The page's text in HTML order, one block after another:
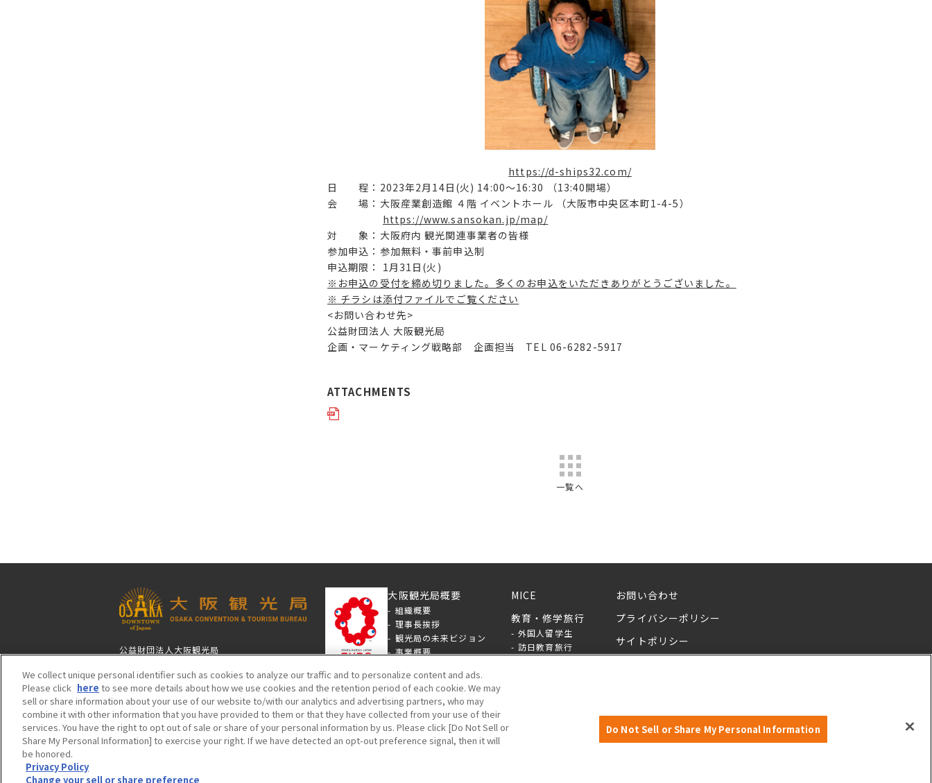
https://d-ships32.com/
日 程：2023年2月14日(火) 14:00～16:30 （13:40開場）
会 場：大阪産業創造館 ４階 イベントホール （大阪市中央区本町1-4-5）
https://www.sansokan.jp/map/
対 象：大阪府内 観光関連事業者の皆様
参加申込： 参加無料・事前申込制
申込期限： 1月31日(火)
※お申込の受付を締め切りました。多くのお申込をいただきありがとうございました。
※ チラシは添付ファイルでご覧ください
<お問い合わせ先>
公益財団法人 大阪観光局
企画・マーケティング戦略部 企画担当 TEL 06-6282-5917
ATTACHMENTS
一覧へ
公益財団法人大阪観光局
TODA BUILDING 心斎橋（旧りそな船場ビル）5階
06-6282-5900（代表）
大阪観光局概要
組織概要
理事長挨拶
観光局の未来ビジョン
事業概要
大阪×スタートアップ
ディスクロージャー
提供資料
ロゴマーク
採用情報
MICE
教育・修学旅行
外国人留学生
訪日教育旅行
お問い合わせ
プライバシーポリシー
サイトポリシー
We collect unique personal identifier such as cookies to analyze our traffic and to personalize content and ads.
Please click here to see more details about how we use cookies and the retention period of each cookie. We may
sell or share information about your use of our website to/with our analytics and advertising partners, who may
combine it with other information that you have provided to them or that they have collected from your use of their
services. You have the right to opt out of sale or share of your personal information by us. Please click [Do Not Sell or
Share My Personal Information] to exercise your right. If we have detected an opt-out preference signal, then it will
be honored.
Privacy Policy
Change your sell or share preference
Do Not Sell or Share My Personal Information